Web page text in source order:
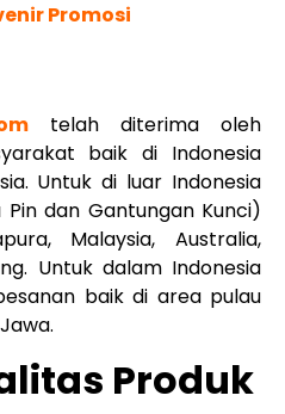
Promosi
telah diterima oleh
baik di Indonesia
Untuk di luar Indonesia
dan Gantungan Kunci)
Malaysia, Australia,
Untuk dalam Indonesia
baik di area pulau
Produk